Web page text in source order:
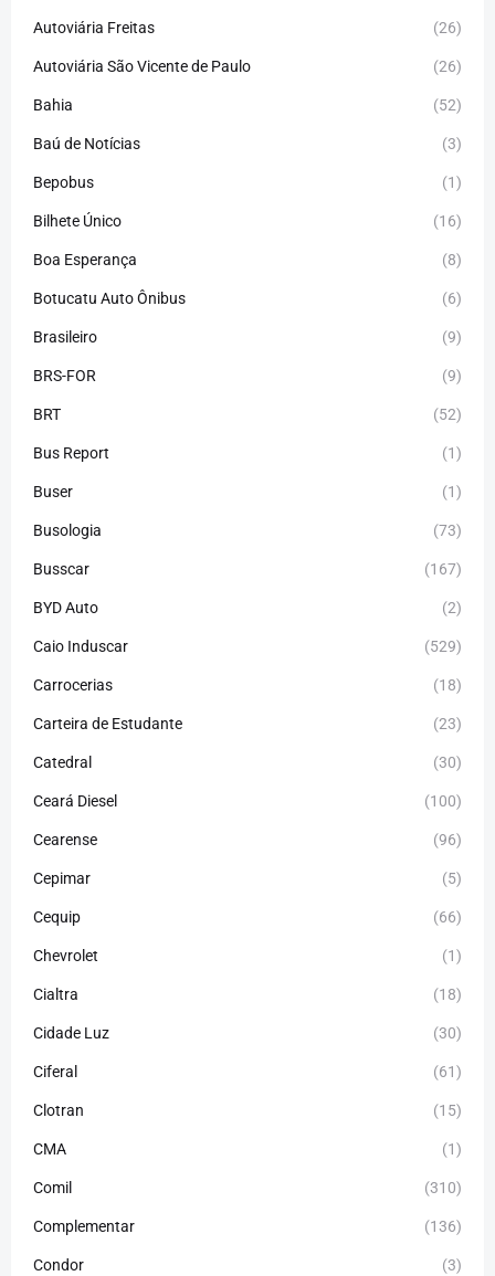
Autoviária Freitas (26)
Autoviária São Vicente de Paulo (26)
Bahia (52)
Baú de Notícias (3)
Bepobus (1)
Bilhete Único (16)
Boa Esperança (8)
Botucatu Auto Ônibus (6)
Brasileiro (9)
BRS-FOR (9)
BRT (52)
Bus Report (1)
Buser (1)
Busologia (73)
Busscar (167)
BYD Auto (2)
Caio Induscar (529)
Carrocerias (18)
Carteira de Estudante (23)
Catedral (30)
Ceará Diesel (100)
Cearense (96)
Cepimar (5)
Cequip (66)
Chevrolet (1)
Cialtra (18)
Cidade Luz (30)
Ciferal (61)
Clotran (15)
CMA (1)
Comil (310)
Complementar (136)
Condor (3)